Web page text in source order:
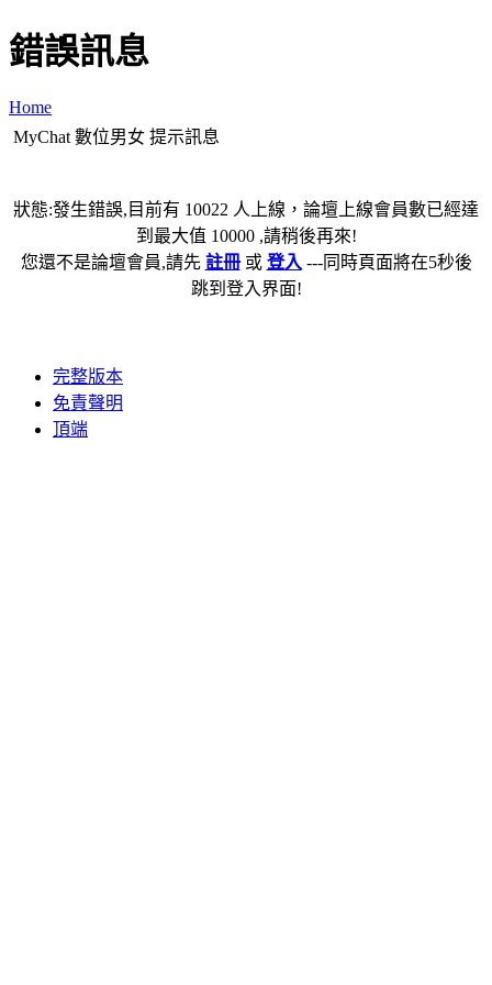
錯誤訊息
Home
MyChat 數位男女 提示訊息
狀態:發生錯誤,目前有 10022 人上線，論壇上線會員數已經達
到最大值 10000 ,請稍後再來!
您還不是論壇會員,請先 註冊或 登入 ---同時頁面將在5秒後
跳到登入界面!
完整版本
免責聲明
頂端